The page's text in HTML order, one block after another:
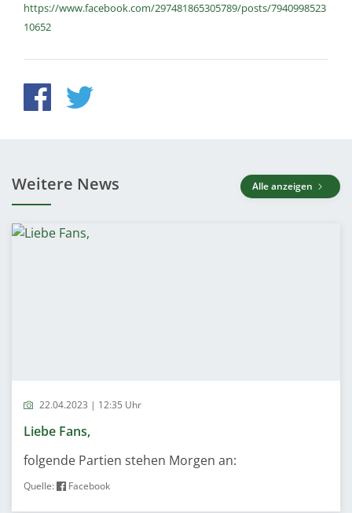
https://www.facebook.com/297481865305789/posts/7940998523
10652
Weitere News Alle anzeigen
22.04.2023 | 12:35 Uhr
Liebe Fans,
folgende Partien stehen Morgen an:
Quelle: Facebook